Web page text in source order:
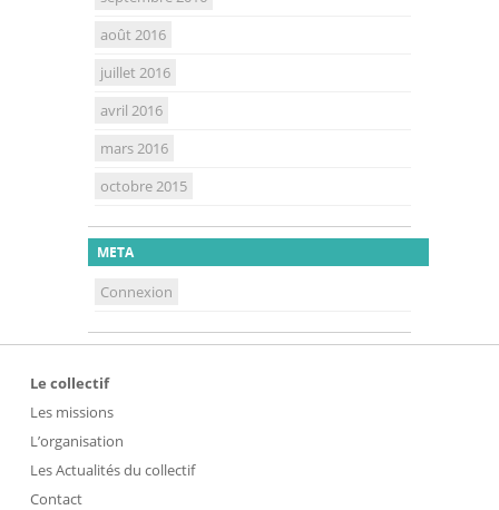
août 2016
juillet 2016
avril 2016
mars 2016
octobre 2015
META
Connexion
Le collectif
Les missions
L’organisation
Les Actualités du collectif
Contact